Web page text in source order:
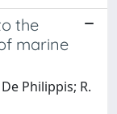
the
marine
Philippis; R.